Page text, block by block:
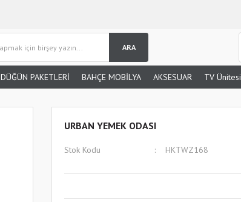
ARA
DÜĞÜN PAKETLERİ BAHÇE MOBİLYA AKSESUAR TV Ünitesi
URBAN YEMEK ODASI
Stok Kodu HKTWZ168